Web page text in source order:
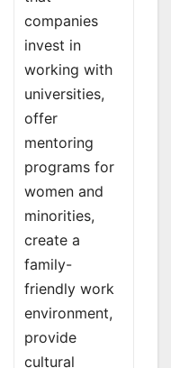
companies
invest in
working with
universities,
offer
mentoring
programs for
women and
minorities,
create a
family-
friendly work
environment,
provide
cultural